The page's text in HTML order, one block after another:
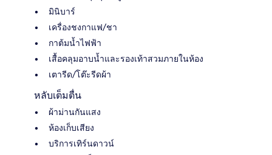
มินิบาร์
เครื่องชงกาแฟ/ชา
กาต้มน้ำไฟฟ้า
เสื้อคลุมอาบน้ำและรองเท้าสวมภายในห้อง
เตารีด/โต๊ะรีดผ้า
หลับเต็มตื่น
ผ้าม่านกันแสง
ห้องเก็บเสียง
บริการเทิร์นดาวน์